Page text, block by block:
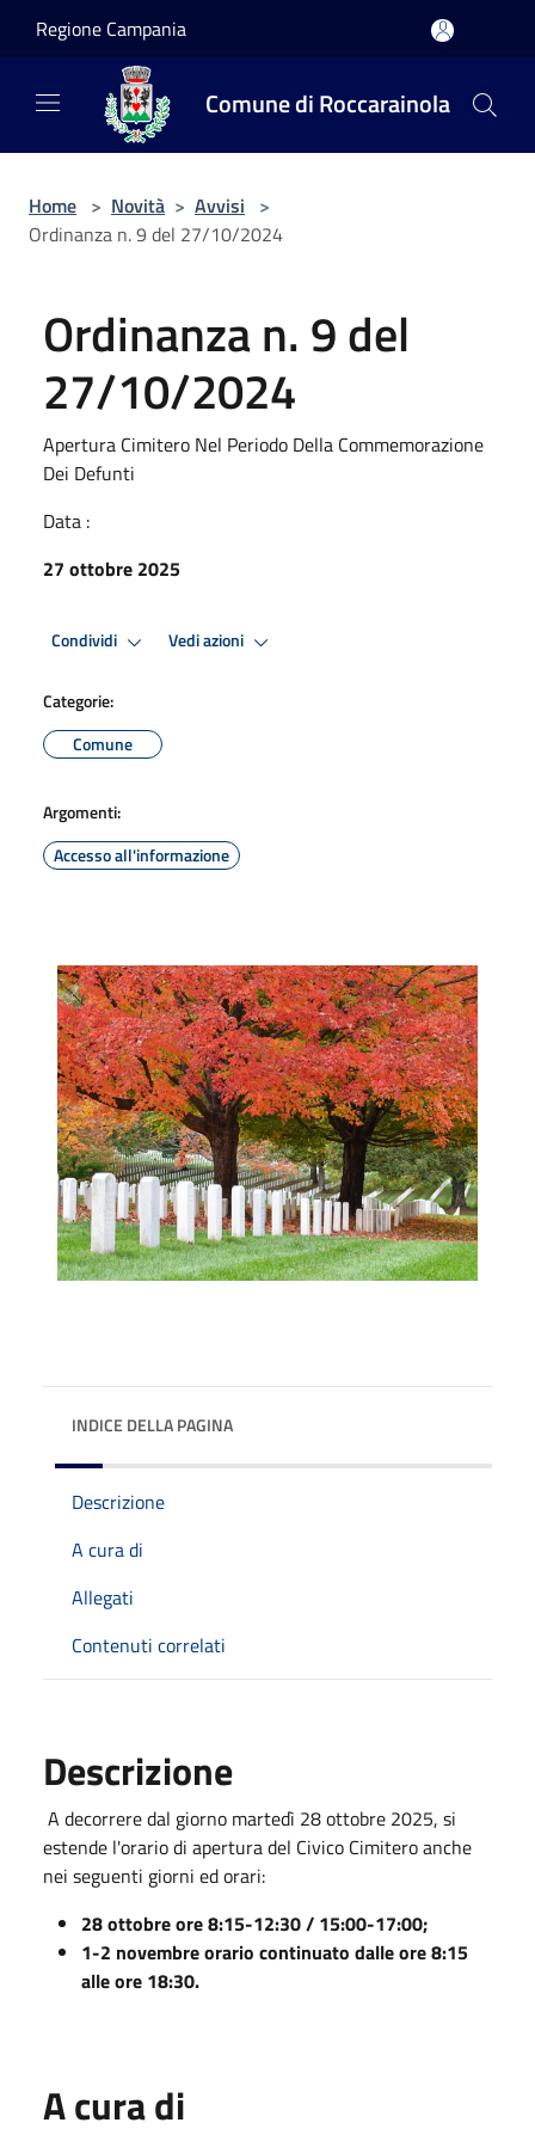
Regione Campania
Comune di Roccarainola
Home > Novità > Avvisi >
Ordinanza n. 9 del 27/10/2024
Ordinanza n. 9 del
27/10/2024
Apertura Cimitero Nel Periodo Della Commemorazione
Dei Defunti
Data :
27 ottobre 2025
Condividi Vedi azioni
Categorie:
Comune
Argomenti:
Accesso all'informazione
INDICE DELLA PAGINA
Descrizione
A cura di
Allegati
Contenuti correlati
Descrizione
A decorrere dal giorno martedì 28 ottobre 2025, si
estende l'orario di apertura del Civico Cimitero anche
nei seguenti giorni ed orari:
28 ottobre ore 8:15-12:30 / 15:00-17:00;
1-2 novembre orario continuato dalle ore 8:15
alle ore 18:30.
A cura di